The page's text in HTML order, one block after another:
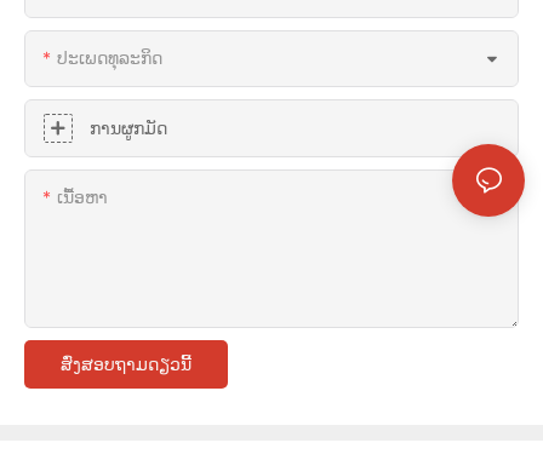
ປະເພດທຸລະກິດ
ການຜູກມັດ
ເນື້ອຫາ
ສົ່ງສອບຖາມດຽວນີ້